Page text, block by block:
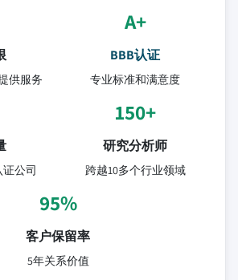
供服务
A+
BBB认证
专业标准和满意度
证公司
150+
研究分析师
跨越10多个行业领域
95%
客户保留率
5年关系价值